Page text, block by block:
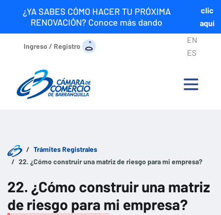
¿YA SABES CÓMO HACER TU PRÓXIMA
RENOVACIÓN? Conoce más dando
clic
aquí
Ingreso / Registro
EN
ES
Trámites Registrales
22. ¿Cómo construir una matriz de riesgo para mi empresa?
22. ¿Cómo construir una matriz
de riesgo para mi empresa?